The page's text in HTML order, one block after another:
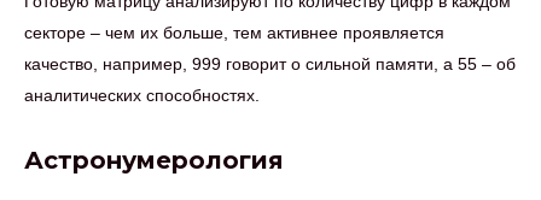
секторе – чем их больше, тем активнее проявляется
качество, например, 999 говорит о сильной памяти, а 55 – об
аналитических способностях.
Астронумерология